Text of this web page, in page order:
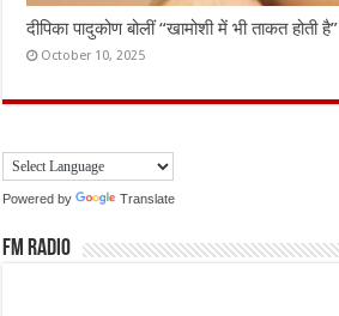
दीपिका पादुकोण बोलीं “खामोशी में भी ताकत होती है”
October 10, 2025
Powered by Translate
FM Radio